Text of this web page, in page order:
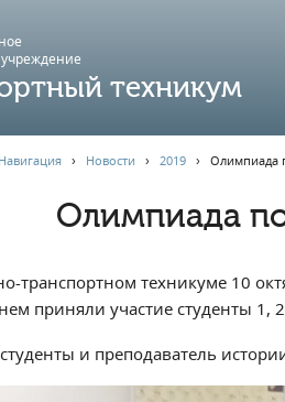
техникум
Навигация› Новости › 2019› Олимпиада
Олимпиада
транспортном техникуме 10
приняли участие студенты 1,
и преподаватель